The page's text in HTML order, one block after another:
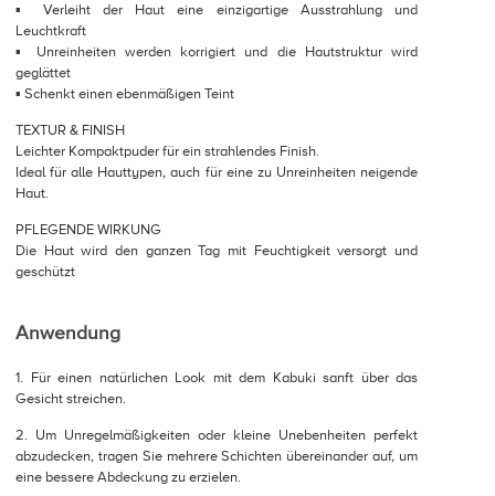
▪ Verleiht der Haut eine einzigartige Ausstrahlung und
Leuchtkraft
▪ Unreinheiten werden korrigiert und die Hautstruktur wird
geglättet
▪ Schenkt einen ebenmäßigen Teint
TEXTUR & FINISH
Leichter Kompaktpuder für ein strahlendes Finish.
Ideal für alle Hauttypen, auch für eine zu Unreinheiten neigende
Haut.
PFLEGENDE WIRKUNG
Die Haut wird den ganzen Tag mit Feuchtigkeit versorgt und
geschützt
Anwendung
1. Für einen natürlichen Look mit dem Kabuki sanft über das
Gesicht streichen.
2. Um Unregelmäßigkeiten oder kleine Unebenheiten perfekt
abzudecken, tragen Sie mehrere Schichten übereinander auf, um
eine bessere Abdeckung zu erzielen.